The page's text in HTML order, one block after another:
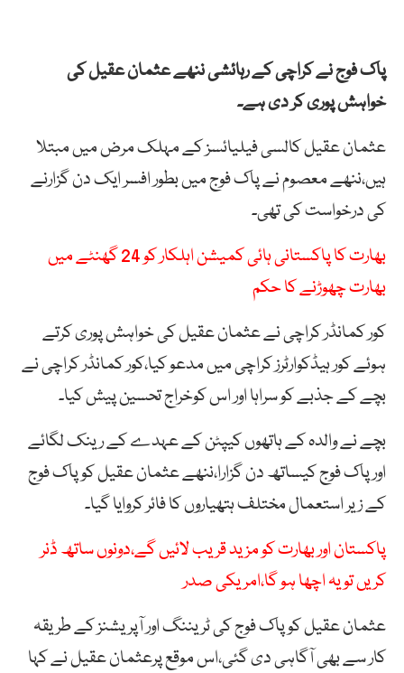
پاک فوج نے کراچی کے رہائشی ننھے عثمان عقیل کی
خواہش پوری کر دی ہے۔
عثمان عقیل کالسی فیلیائسز کے مہلک مرض میں مبتلا
ہیں،ننھے معصوم نے پاک فوج میں بطور افسر ایک دن گزارنے
کی درخواست کی تھی۔
بھارت کا پاکستانی ہائی کمیشن اہلکار کو 24 گھنٹے میں
بھارت چھوڑنے کا حکم
کور کمانڈر کراچی نے عثمان عقیل کی خواہش پوری کرتے
ہوئے کور ہیڈکوارٹرز کراچی میں مدعو کیا،کور کمانڈر کراچی نے
بچے کے جذبے کو سراہا اور اس کوخراج تحسین پیش کیا۔
بچے نے والدہ کے ہاتھوں کیپٹن کے عہدے کے رینک لگائے
اور پاک فوج کیساتھ دن گزارا،ننھے عثمان عقیل کو پاک فوج
کے زیر استعمال مختلف ہتھیاروں کا فائر کروایا گیا۔
پاکستان اور بھارت کو مزید قریب لائیں گے،دونوں ساتھ ڈنر
کریں تو یہ اچھا ہو گا،امریکی صدر
عثمان عقیل کو پاک فوج کی ٹریننگ اور آپریشنز کے طریقہ
کار سے بھی آگاہی دی گئی،اس موقع پرعثمان عقیل نے کہا